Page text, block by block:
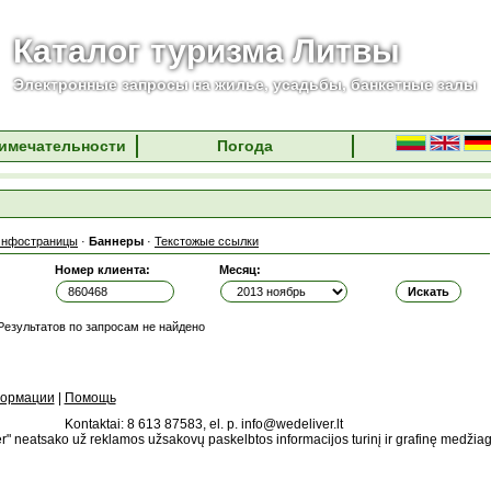
Каталог туризма Литвы
Электронные запросы на жилье, усадьбы, банкетные залы
Погода
· Баннеры · Текстожые ссылки
Номер клиента: Месяц:
по запросам не найдено
Помощь
Kontaktai: 8 613 87583, el. p. info@wedeliver.lt
neatsako už reklamos užsakovų paskelbtos informacijos turinį ir grafinę